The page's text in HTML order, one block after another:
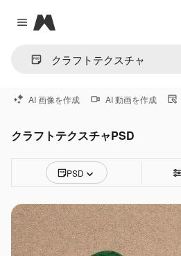
Close menu
Magnific
AI 画像を作成 AI 動画を作成
クラフトテクスチャPSD
PSD